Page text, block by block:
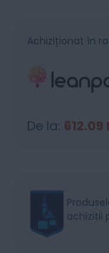
Achiziționat în
De la: 612.09
achizitii